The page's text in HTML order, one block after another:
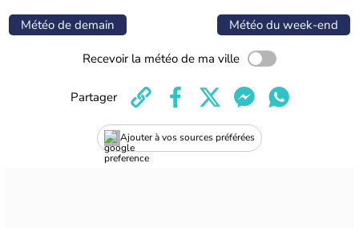
Météo de demain Météo du week-end
Recevoir la météo de ma ville
Ajouter à vos sources préférées
Partager